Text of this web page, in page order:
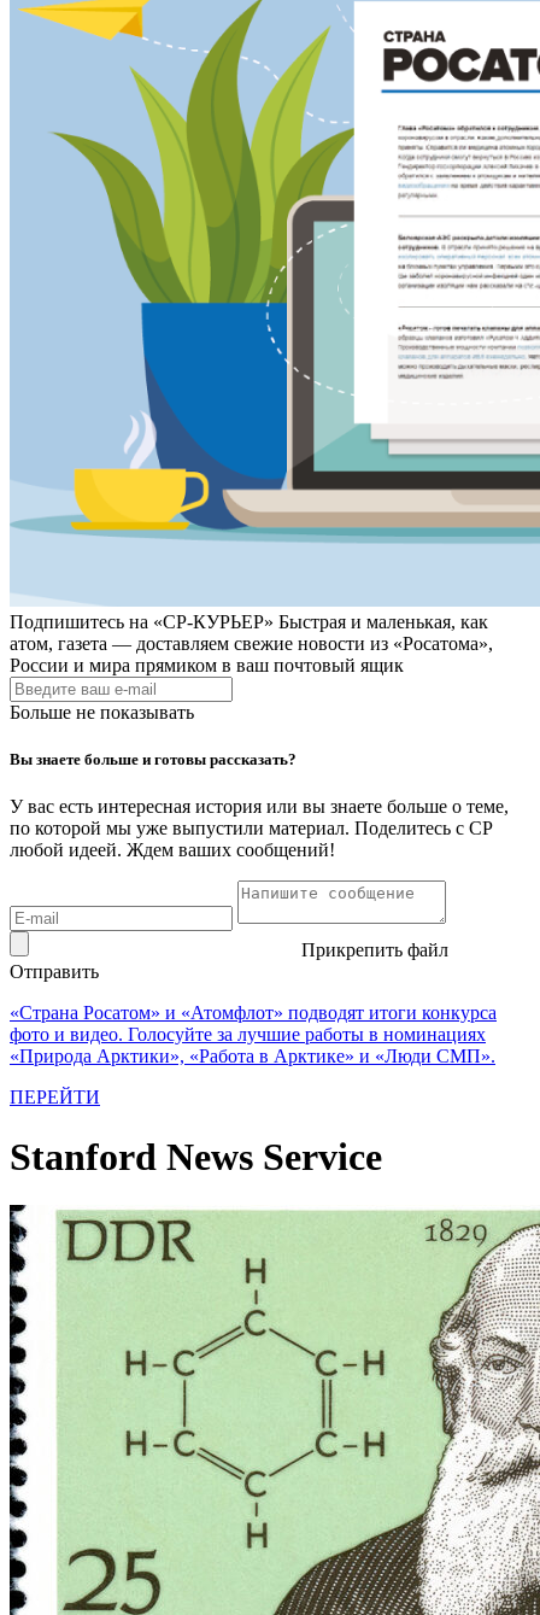
Подпишитесь на «СР-КУРЬЕР» Быстрая и маленькая, как
атом, газета — доставляем свежие новости из «Росатома»,
России и мира прямиком в ваш почтовый ящик
Больше не показывать
Вы знаете больше и готовы рассказать?
У вас есть интересная история или вы знаете больше о теме,
по которой мы уже выпустили материал. Поделитесь с СР
любой идеей. Ждем ваших сообщений!
Прикрепить файл
Отправить
«Страна Росатом» и «Атомфлот» подводят итоги конкурса
фото и видео. Голосуйте за лучшие работы в номинациях
«Природа Арктики», «Работа в Арктике» и «Люди СМП».
ПЕРЕЙТИ
Stanford News Service